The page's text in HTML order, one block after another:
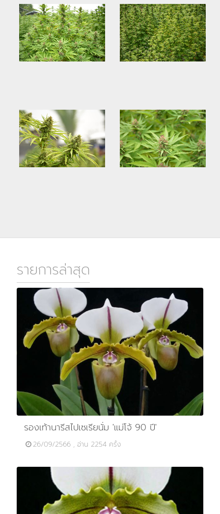
รายการล่าสุด
รองเท้านารีสไปเซเรียนั่ม 'แม่โจ้ 90 ปี'
26/09/2566 , อ่าน 2254 ครั้ง